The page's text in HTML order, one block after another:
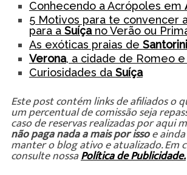
Conhecendo a Acrópoles em
5 Motivos para te convencer
para a Suíçano Verão ou
As exóticas praias de Santorini
Verona, a cidade de Romeo
Curiosidades da Suíça
Este post contém links de afiliados o
um percentual de comissão seja
caso de reservas realizadas por aqui
não paga nada a mais por issoe
manter o blog ativo e atualizado. Em
consulte nossaPolítica de Publicidade.